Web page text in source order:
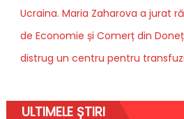
Ucraina. Maria Zaharova a jurat
de Economie și Comerț din
distrug un centru pentru
ULTIMELE ȘTIRI